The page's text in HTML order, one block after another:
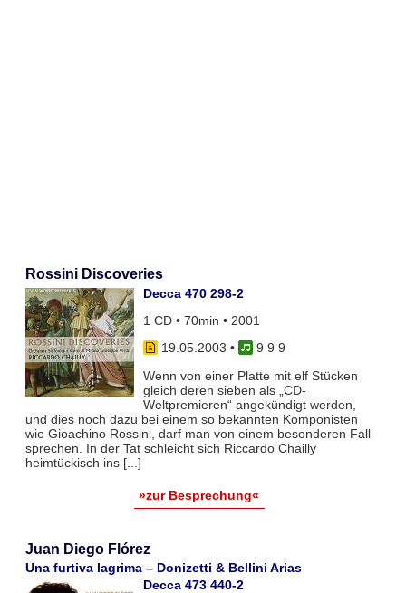
Rossini Discoveries
Decca 470 298-2
1 CD • 70min • 2001
19.05.2003 •
9 9 9
Wenn von einer Platte mit elf Stücken
gleich deren sieben als „CD-
Weltpremieren“ angekündigt werden,
und dies noch dazu bei einem so bekannten Komponisten
wie Gioachino Rossini, darf man von einem besonderen Fall
sprechen. In der Tat schleicht sich Riccardo Chailly
heimtückisch ins [...]
»zur Besprechung«
Juan Diego Flórez
Una furtiva lagrima – Donizetti & Bellini Arias
Decca 473 440-2